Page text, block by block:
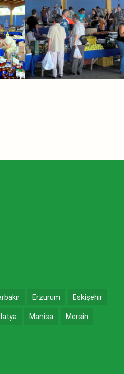
Erzurum Eskişehir
Manisa Mersin